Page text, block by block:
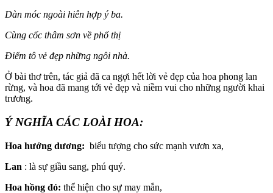
Dàn móc ngoài hiên hợp ý ba.
Cùng cốc thâm sơn về phố thị
Điểm tô vẻ đẹp những ngôi nhà.
Ở bài thơ trên, tác giả đã ca ngợi hết lời vẻ đẹp của hoa phong lan
rừng, và hoa đã mang tới vẻ đẹp và niềm vui cho những người khai
trương.
Ý NGHĨA CÁC LOÀI HOA:
Hoa hướng dương: biểu tượng cho sức mạnh vươn xa,
Lan : là sự giầu sang, phú quý.
Hoa hồng đỏ: thể hiện cho sự may mắn,